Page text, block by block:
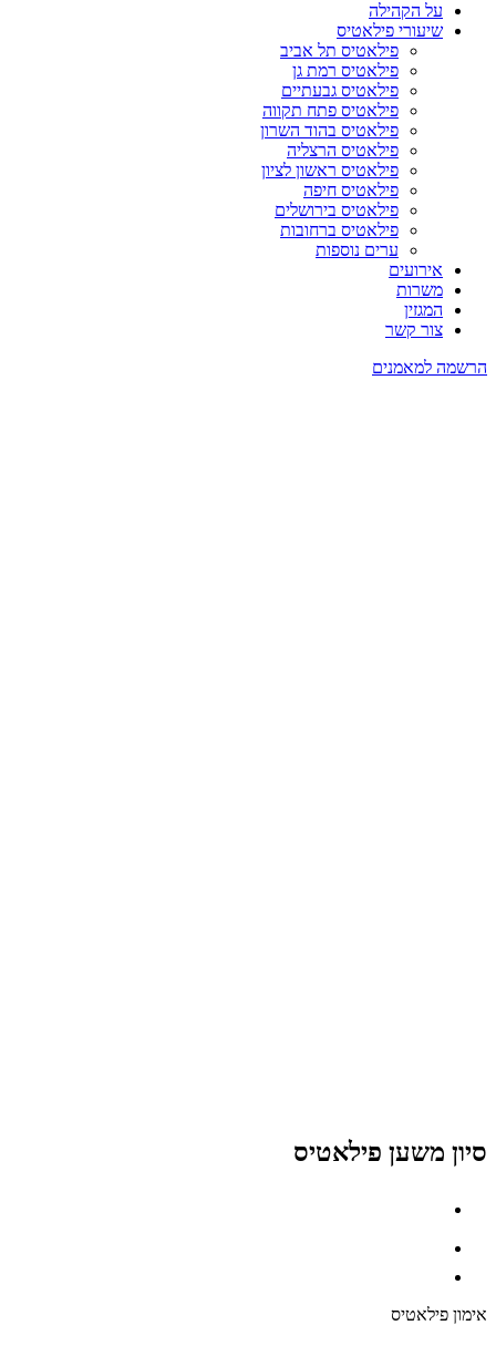
על הקהילה
שיעורי פילאטיס
פילאטיס תל אביב
פילאטיס רמת גן
פילאטיס גבעתיים
פילאטיס פתח תקווה
פילאטיס בהוד השרון
פילאטיס הרצליה
פילאטיס ראשון לציון
פילאטיס חיפה
פילאטיס בירושלים
פילאטיס ברחובות
ערים נוספות
אירועים
משרות
המגזין
צור קשר
הרשמה למאמנים
סיון משען פילאטיס
אימון פילאטיס